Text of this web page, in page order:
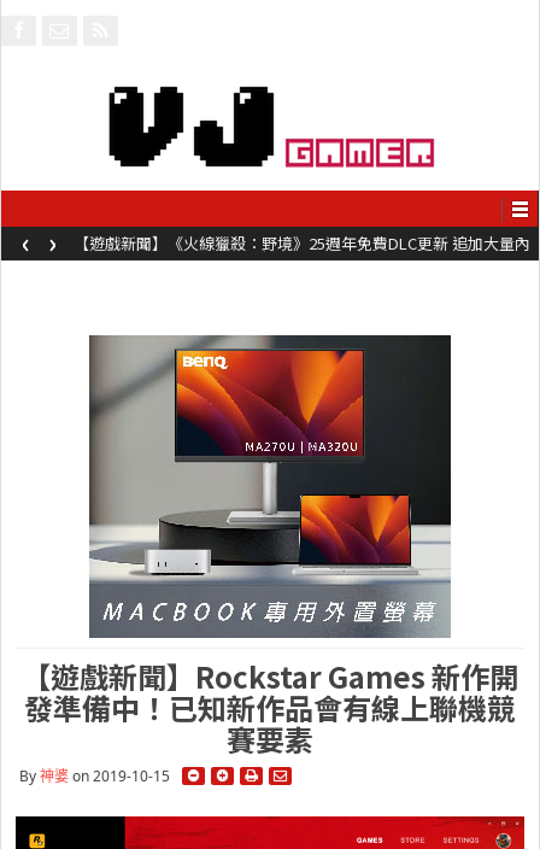
【遊戲新聞】《火線獵殺：野境》25週年免費DLC更新 追加大量內
容同時系舊作限時超平價折扣
‹ ›
【遊戲新聞】Rockstar Games 新作開
發準備中！已知新作品會有線上聯機競
賽要素
By神婆on 2019-10-15